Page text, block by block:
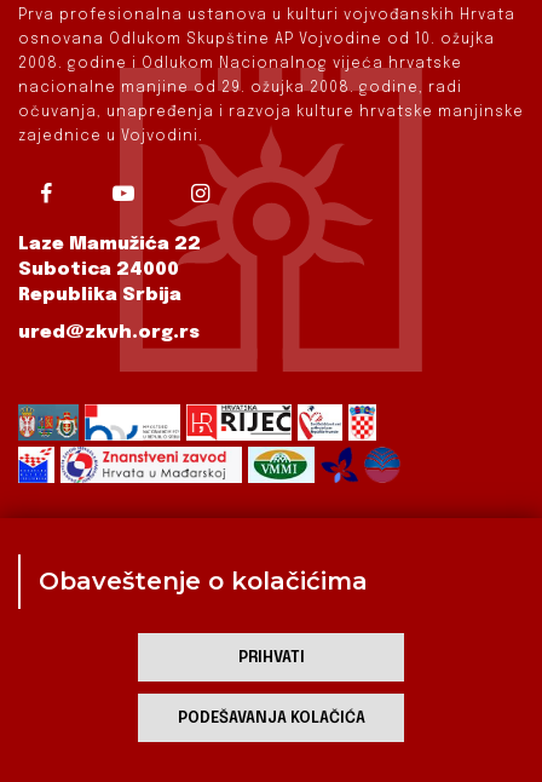
Prva profesionalna ustanova u kulturi vojvođanskih Hrvata
osnovana Odlukom Skupštine AP Vojvodine od 10. ožujka
2008. godine i Odlukom Nacionalnog vijeća hrvatske
nacionalne manjine od 29. ožujka 2008. godine, radi
očuvanja, unapređenja i razvoja kulture hrvatske manjinske
zajednice u Vojvodini.
Laze Mamužića 22
Subotica 24000
Republika Srbija
ured@zkvh.org.rs
Kulturna scena
Zavod za kulturu vojvođanskih Hrvata
Obaveštenje o kolačićima
PRIHVATI
PODEŠAVANJA KOLAČIĆA